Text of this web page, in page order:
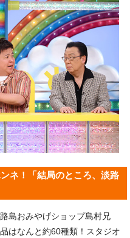
ネ！「結局のところ、淡路
島おみやげショップ島村兄
はなんと約60種類！スタジオ